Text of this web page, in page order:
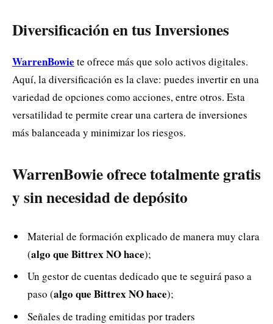
Diversificación en tus Inversiones
WarrenBowie te ofrece más que solo activos digitales.
Aquí, la diversificación es la clave: puedes invertir en una
variedad de opciones como acciones, entre otros. Esta
versatilidad te permite crear una cartera de inversiones
más balanceada y minimizar los riesgos.
WarrenBowie ofrece totalmente gratis
y sin necesidad de depósito
Material de formación explicado de manera muy clara
(algo que Bittrex NO hace);
Un gestor de cuentas dedicado que te seguirá paso a
paso (algo que Bittrex NO hace);
Señales de trading emitidas por traders